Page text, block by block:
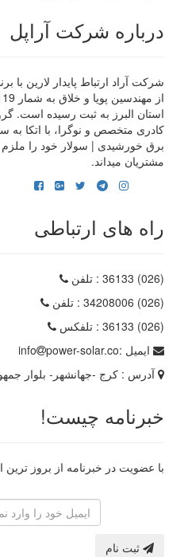
درباره شرکت آراپل
شرکت آراد ارتباط پایدار لارین با
استان البرز به ثبت رسیده است.
کادری متخصص و نوگرا، با اتکا به
برق خورشیدی | سولار خود را ملزم
مشتریان میداند.
راه های ارتباطی
(026) 36133
: تلفن
(026) 34208006
: تلفن
(026) 36133
: تلفکس
ایمیل :
info
power-solar.co
آدرس : کرج -جهانشهر- بلوار
خبرنامه چیست!
با عضویت در خبرنامه از بروز ترین
ثبت نام